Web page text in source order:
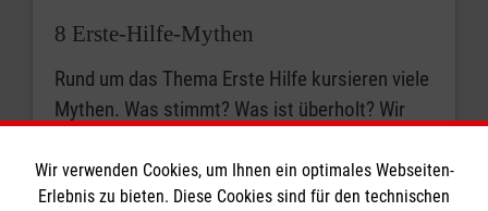
8 Erste-Hilfe-Mythen
Rund um das Thema Erste Hilfe kursieren viele
Mythen. Was stimmt? Was ist überholt? Wir
Wir verwenden Cookies, um Ihnen ein optimales Webseiten-
Erlebnis zu bieten. Diese Cookies sind für den technischen